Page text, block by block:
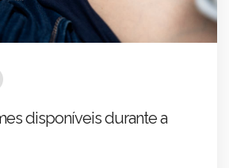
disponíveis durante a